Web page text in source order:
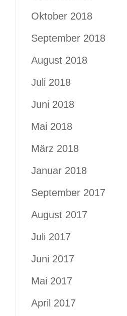
Oktober 2018
September 2018
August 2018
Juli 2018
Juni 2018
Mai 2018
März 2018
Januar 2018
September 2017
August 2017
Juli 2017
Juni 2017
Mai 2017
April 2017